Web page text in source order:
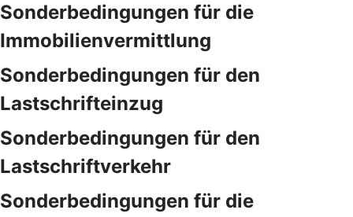
Sonderbedingungen für die
Immobilienvermittlung
Sonderbedingungen für den
Lastschrifteinzug
Sonderbedingungen für den
Lastschriftverkehr
Sonderbedingungen für die